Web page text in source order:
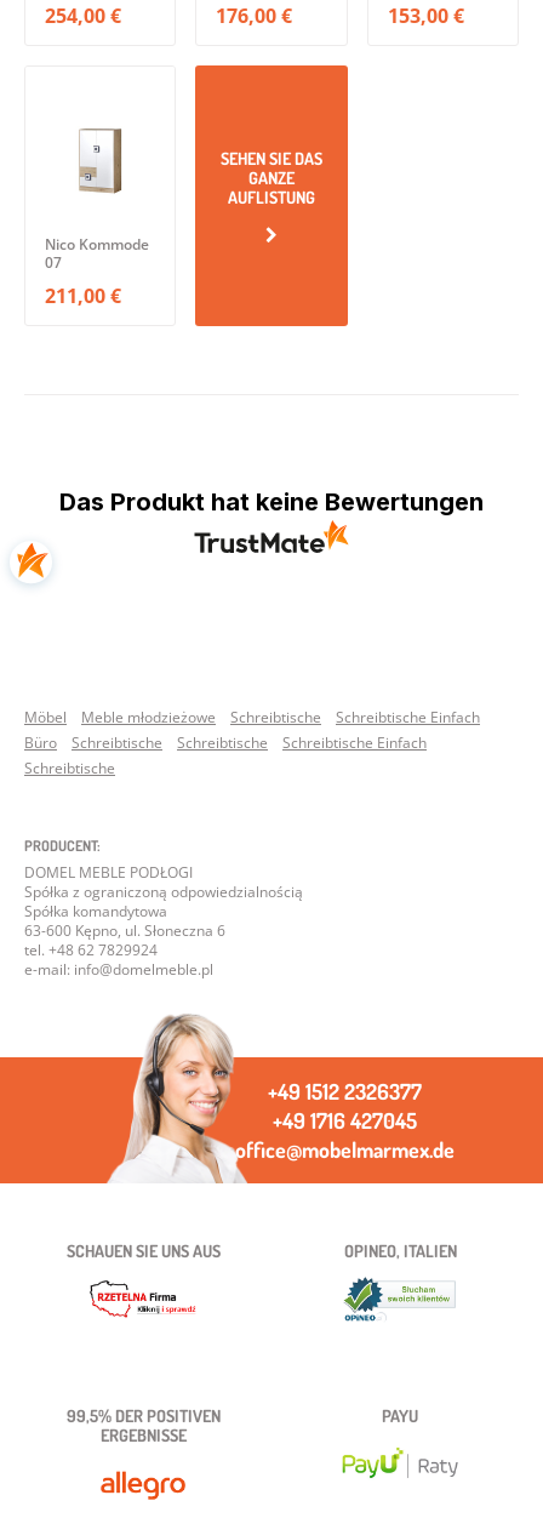
254,00 € 176,00 € 153,00 €
Nico Kommode
07
211,00 €
SEHEN SIE DAS
GANZE
AUFLISTUNG
Das Produkt hat keine Bewertungen
Möbel Meble młodzieżowe Schreibtische
Schreibtische Einfach
Büro
Schreibtische Schreibtische
Schreibtische Einfach
Schreibtische
PRODUCENT:
DOMEL MEBLE PODŁOGI
Spółka z ograniczoną odpowiedzialnością
Spółka komandytowa
63-600 Kępno, ul. Słoneczna 6
tel. +48 62 7829924
e-mail: info@domelmeble.pl
+49 1512 2326377
+49 1716 427045
office@mobelmarmex.de
SCHAUEN SIE UNS AUS OPINEO, ITALIEN
99,5% DER POSITIVEN
ERGEBNISSE
PAYU